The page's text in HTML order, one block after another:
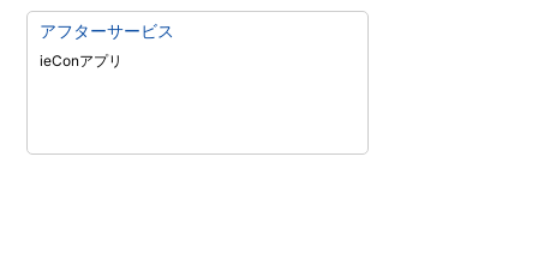
アフターサービス
ieConアプリ